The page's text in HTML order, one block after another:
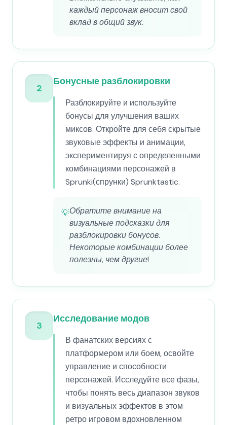
каждый персонаж вносит свой
вклад в общий звук.
2
Бонусные разблокировки
Разблокируйте и используйте
бонусы для улучшения ваших
миксов. Откройте для себя скрытые
звуковые эффекты и анимации,
экспериментируя с определенными
комбинациями персонажей в
Sprunki(спрунки) Sprunktastic.
💡Обратите внимание на
визуальные подсказки для
разблокировки бонусов.
Некоторые комбинации более
полезны, чем другие!
3
Исследование модов
В фанатских версиях с
платформером или боем, освойте
управление и способности
персонажей. Исследуйте все фазы,
чтобы понять весь диапазон звуков
и визуальных эффектов в этом
ретро игровом вдохновленном